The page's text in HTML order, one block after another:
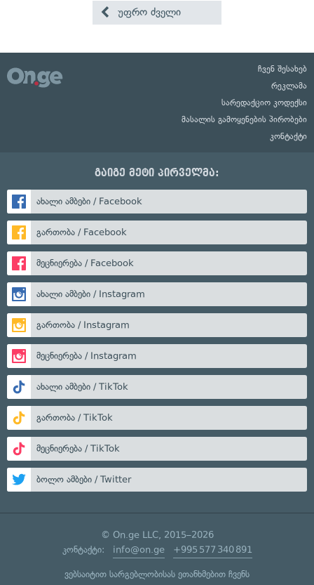
უფრო ძველი
ჩვენ შესახებ
რეკლამა
სარედაქციო კოდექსი
მასალის გამოყენების პირობები
კონტაქტი
გაიგე მეტი პირველმა:
ახალი ამბები / Facebook
გართობა / Facebook
მეცნიერება / Facebook
ახალი ამბები / Instagram
გართობა / Instagram
მეცნიერება / Instagram
ახალი ამბები / TikTok
გართობა / TikTok
მეცნიერება / TikTok
ბოლო ამბები / Twitter
© On.ge LLC, 2015–2026
კონტაქტი: info@on.ge +995 577 340 891
ვებსაიტით სარგებლობისას ეთანხმებით ჩვენს